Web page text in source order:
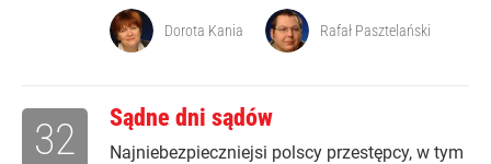
Dorota Kania Rafał Pasztelański
Sądne dni sądów
Najniebezpieczniejsi polscy przestępcy, w tym
32